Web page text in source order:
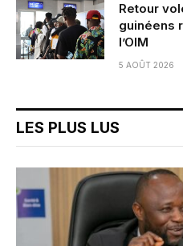
Retour
guinéens
l’OIM
5 AOÛT 2026
LES PLUS LUS